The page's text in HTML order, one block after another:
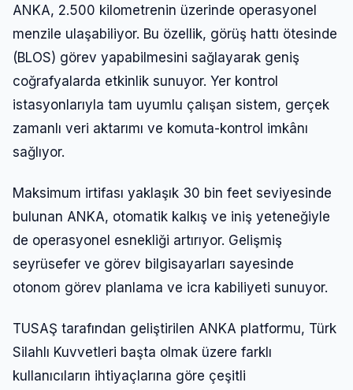
ANKA, 2.500 kilometrenin üzerinde operasyonel
menzile ulaşabiliyor. Bu özellik, görüş hattı ötesinde
(BLOS) görev yapabilmesini sağlayarak geniş
coğrafyalarda etkinlik sunuyor. Yer kontrol
istasyonlarıyla tam uyumlu çalışan sistem, gerçek
zamanlı veri aktarımı ve komuta-kontrol imkânı
sağlıyor.
Maksimum irtifası yaklaşık 30 bin feet seviyesinde
bulunan ANKA, otomatik kalkış ve iniş yeteneğiyle
de operasyonel esnekliği artırıyor. Gelişmiş
seyrüsefer ve görev bilgisayarları sayesinde
otonom görev planlama ve icra kabiliyeti sunuyor.
TUSAŞ tarafından geliştirilen ANKA platformu, Türk
Silahlı Kuvvetleri başta olmak üzere farklı
kullanıcıların ihtiyaçlarına göre çeşitli